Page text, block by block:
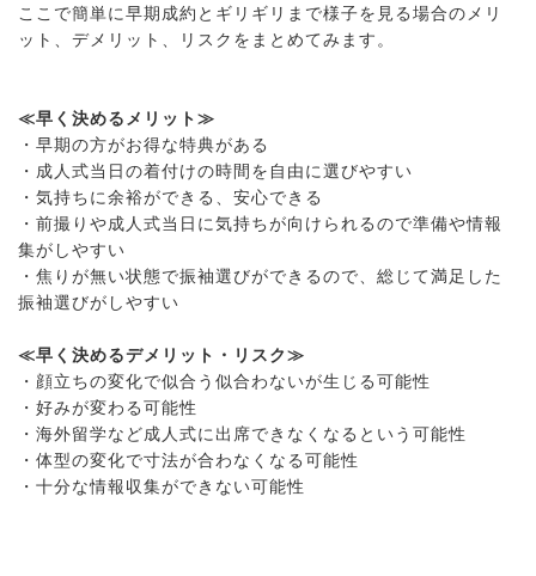
ここで簡単に早期成約とギリギリまで様子を見る場合のメリ
ット、デメリット、リスクをまとめてみます。
≪早く決めるメリット≫
・早期の方がお得な特典がある
・成人式当日の着付けの時間を自由に選びやすい
・気持ちに余裕ができる、安心できる
・前撮りや成人式当日に気持ちが向けられるので準備や情報
集がしやすい
・焦りが無い状態で振袖選びができるので、総じて満足した
振袖選びがしやすい
≪早く決めるデメリット・リスク≫
・顔立ちの変化で似合う似合わないが生じる可能性
・好みが変わる可能性
・海外留学など成人式に出席できなくなるという可能性
・体型の変化で寸法が合わなくなる可能性
・十分な情報収集ができない可能性